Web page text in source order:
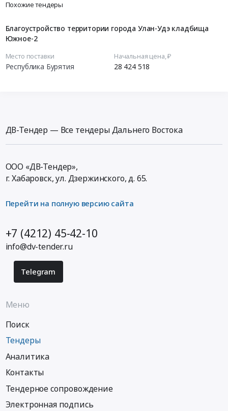
Похожие тендеры
Благоустройство территории города Улан-Удэ кладбища
Южное-2
Место поставки
Республика Бурятия
Начальная цена, ₽
28 424 518
ДВ-Тендер — Все тендеры Дальнего Востока
ООО «ДВ-Тендер»,
г. Хабаровск,ул. Дзержинского, д. 65.
Перейти на полную версию сайта
+7 (4212) 45-42-10
info@dv-tender.ru
Telegram
Меню
Поиск
Тендеры
Аналитика
Контакты
Тендерное сопровождение
Электронная подпись